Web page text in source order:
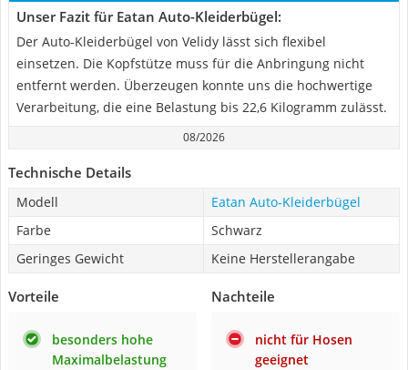
Unser Fazit für Eatan Auto-Kleiderbügel:
Der Auto-Kleiderbügel von Velidy lässt sich flexibel
einsetzen. Die Kopfstütze muss für die Anbringung nicht
entfernt werden. Überzeugen konnte uns die hochwertige
Verarbeitung, die eine Belastung bis 22,6 Kilogramm zulässt.
08/2026
Technische Details
Modell
Eatan Auto-Kleiderbügel
Farbe
Schwarz
Geringes Gewicht
Keine Herstellerangabe
Vorteile
besonders hohe
Maximalbelastung
Nachteile
nicht für Hosen
geeignet